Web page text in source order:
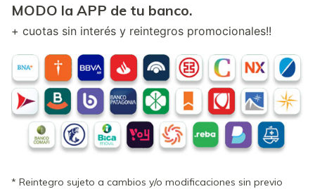
MODO la APP de tu banco.
+ cuotas sin interés y reintegros promocionales!!
* Reintegro sujeto a cambios y/o modificaciones sin previo